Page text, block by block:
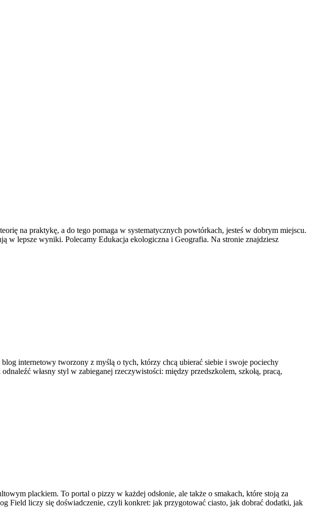
na praktykę, a do tego pomaga w systematycznych powtórkach, jesteś w dobrym miejscu.
w lepsze wyniki. Polecamy Edukacja ekologiczna i Geografia. Na stronie znajdziesz
internetowy tworzony z myślą o tych, którzy chcą ubierać siebie i swoje pociechy
własny styl w zabieganej rzeczywistości: między przedszkolem, szkołą, pracą,
plackiem. To portal o pizzy w każdej odsłonie, ale także o smakach, które stoją za
Field liczy się doświadczenie, czyli konkret: jak przygotować ciasto, jak dobrać dodatki, jak